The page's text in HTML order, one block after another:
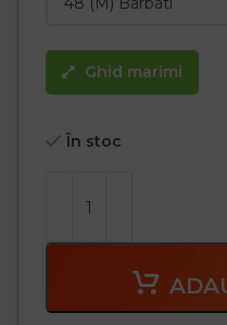
Ghid marimi
În stoc